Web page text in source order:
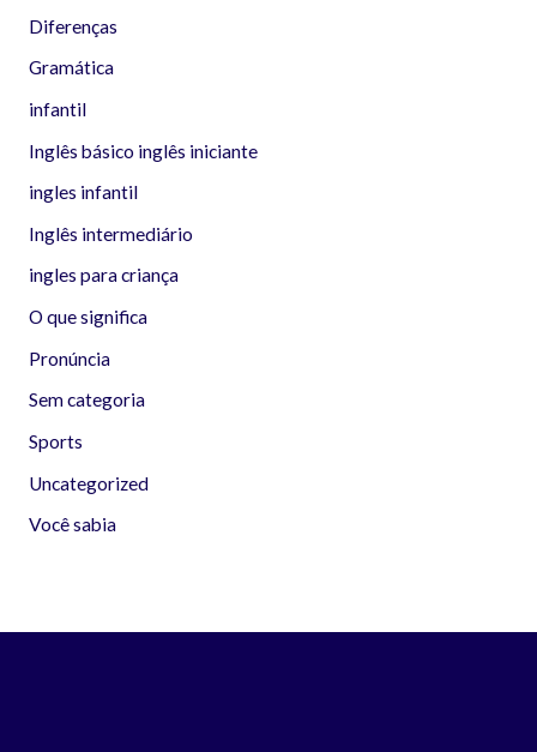
Diferenças
Gramática
infantil
Inglês básico inglês iniciante
ingles infantil
Inglês intermediário
ingles para criança
O que significa
Pronúncia
Sem categoria
Sports
Uncategorized
Você sabia